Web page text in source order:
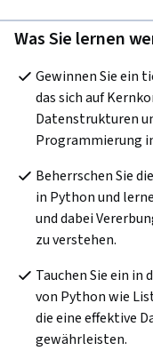
Was Sie lernen
Gewinnen Sie ein
das sich auf
Datenstrukturen
Programmierung
Beherrschen Sie
in Python und
und dabei
zu verstehen.
Tauchen Sie ein
von Python wie
die eine effektive
gewährleisten.